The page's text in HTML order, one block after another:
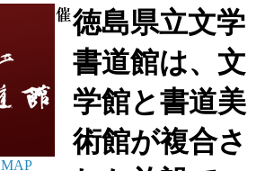
徳島県立文学
書道館は、文
学館と書道美
術館が複合さ
MAP